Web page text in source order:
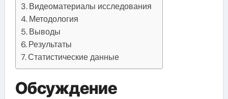
Видеоматериалы исследования
Методология
Выводы
Результаты
Статистические данные
Обсуждение